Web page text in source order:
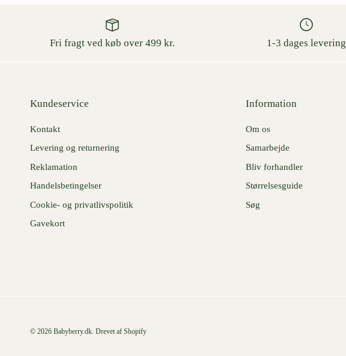
Fri fragt ved køb over 499 kr. 1-3 dages levering
Kundeservice
Kontakt
Levering og returnering
Reklamation
Handelsbetingelser
Cookie- og privatlivspolitik
Gavekort
Information
Om os
Samarbejde
Bliv forhandler
Størrelsesguide
Søg
© 2026 Babyberry.dk Drevet af Shopify